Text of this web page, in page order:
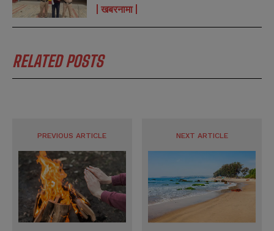
खबरनामा
RELATED POSTS
PREVIOUS ARTICLE NEXT ARTICLE